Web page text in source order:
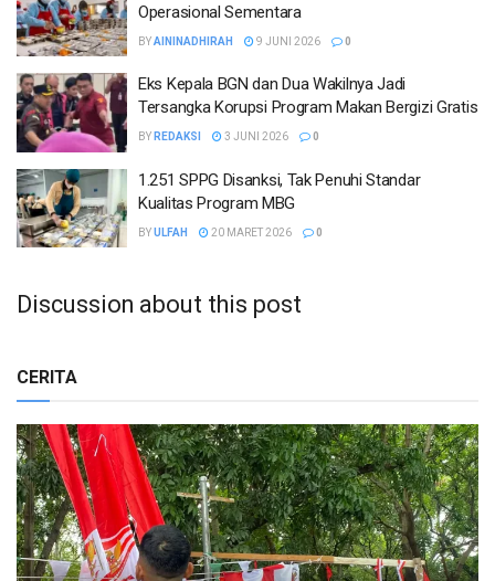
Operasional Sementara
BYAININADHIRAH 9 JUNI 2026 0
Eks Kepala BGN dan Dua Wakilnya Jadi
Tersangka Korupsi Program Makan Bergizi Gratis
BY REDAKSI 3 JUNI 2026 0
1.251 SPPG Disanksi, Tak Penuhi Standar
Kualitas Program MBG
BYULFAH 20 MARET 2026 0
Discussion about this post
CERITA